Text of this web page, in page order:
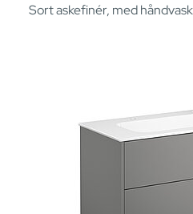
Sort askefinér, med